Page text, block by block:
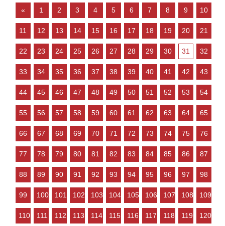
---------- 現在の不動産市況につ
いては、 ○住宅ローンが低金利
で不動産を買いやすい ○売り物
件が少なく、物件を探している
人が多い などの状況ですので、
は高く売却しやすい」…
（道路）東4.40ｍ （土砂災害）
該当なし （洪水）浸水想定深さ
0.5ｍ未満の区域 （高潮）2ｍ以
上5ｍ未満 （内水）該当なし
（津波）浸水想定深さ1.0ｍ以上
2.0ｍ未満 ---------------------------
----------------------------------------
---------- 現在の不動産市況につ
で不動産を買いやすい ○売り物
件が少なく、物件を探している
人が多い などの状況ですので、
「不動産売却のやり方によって
は高く売却しや…
« 1 2 3 4 5 6 7 8 9 10
11 12 13 14 15 16 17 18 19 20 21
22 23 24 25 26 27 28 29 30 31 32
33 34 35 36 37 38 39 40 41 42 43
44 45 46 47 48 49 50 51 52 53 54
55 56 57 58 59 60 61 62 63 64 65
66 67 68 69 70 71 72 73 74 75 76
77 78 79 80 81 82 83 84 85 86 87
88 89 90 91 92 93 94 95 96 97 98
99 100 101 102 103 104 105 106 107 108 109
110 111 112 113 114 115 116 117 118 119 120